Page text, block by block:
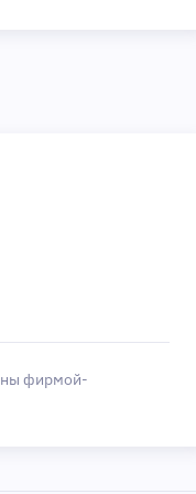
фирмой-